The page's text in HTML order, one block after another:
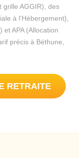
grille AGGIR), des
à l’Hébergement),
et APA (Allocation
précis à Béthune,
RETRAITE